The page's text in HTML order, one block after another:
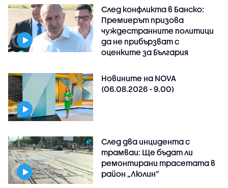
След конфликта в Банско:
Премиерът призова
чуждестранните политици
да не прибързват с
оценките за България
Новините на NOVA
(06.08.2026 - 9.00)
След два инцидента с
трамваи: Ще бъдат ли
ремонтирани трасетата в
район „Люлин”